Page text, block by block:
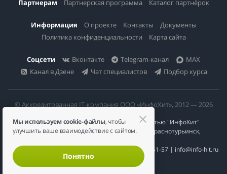
Партнерам Партнерская программа Каталог партнёрок
Информация О проекте Контакты
Документы
Политика конфиденциальности
Карта сайта
Соцсети Вконтакте Telegram-канал
MAX
Канал в Дзене
Чат специалистов Подбор курса
© Аккредитованная IT-компания ООО «ИнфоХит», 2012 — 2026
Общество с ограниченной ответственностью "ИнфоХит"
624446, Россия, Свердловская область, г. Краснотурьинск,
ИНН 6617023200 | КПП 661701001 | +7 984 888-51-57 | info@info-hit.ru
Мы используем cookie-файлы, чтобы
улучшить ваше взаимодействие с сайтом.
Понятно